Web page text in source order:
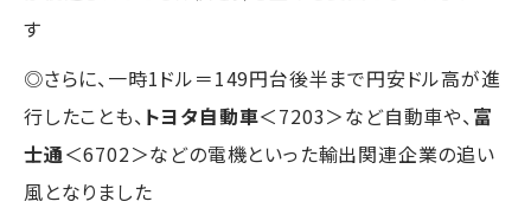
す
◎さらに、一時1ドル＝149円台後半まで円安ドル高が進
行したことも、 トヨタ自動車＜7203＞など自動車や、富
士通＜6702＞などの電機といった輸出関連企業の追い
風となりました